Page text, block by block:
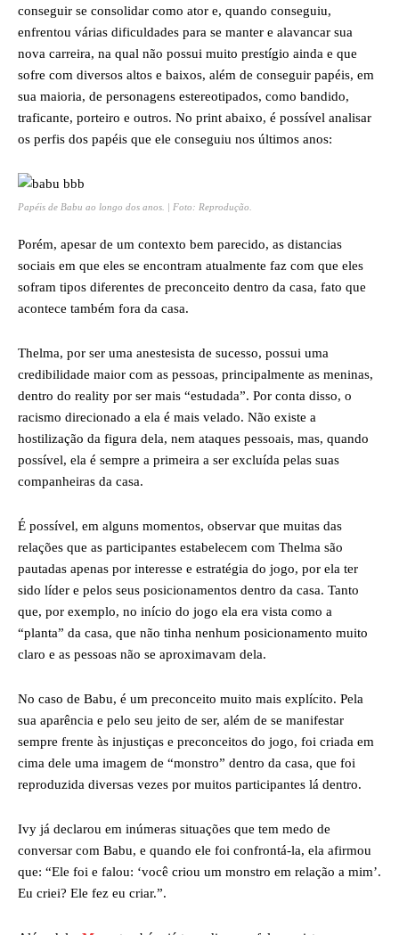
conseguir se consolidar como ator e, quando conseguiu,
enfrentou várias dificuldades para se manter e alavancar sua
nova carreira, na qual não possui muito prestígio ainda e que
sofre com diversos altos e baixos, além de conseguir papéis, em
sua maioria, de personagens estereotipados, como bandido,
traficante, porteiro e outros. No print abaixo, é possível analisar
os perfis dos papéis que ele conseguiu nos últimos anos:
Papéis de Babu ao longo dos anos. | Foto: Reprodução.
Porém, apesar de um contexto bem parecido, as distancias
sociais em que eles se encontram atualmente faz com que eles
sofram tipos diferentes de preconceito dentro da casa, fato que
acontece também fora da casa.
Thelma, por ser uma anestesista de sucesso, possui uma
credibilidade maior com as pessoas, principalmente as meninas,
dentro do reality por ser mais “estudada”. Por conta disso, o
racismo direcionado a ela é mais velado. Não existe a
hostilização da figura dela, nem ataques pessoais, mas, quando
possível, ela é sempre a primeira a ser excluída pelas suas
companheiras da casa.
É possível, em alguns momentos, observar que muitas das
relações que as participantes estabelecem com Thelma são
pautadas apenas por interesse e estratégia do jogo, por ela ter
sido líder e pelos seus posicionamentos dentro da casa. Tanto
que, por exemplo, no início do jogo ela era vista como a
“planta” da casa, que não tinha nenhum posicionamento muito
claro e as pessoas não se aproximavam dela.
No caso de Babu, é um preconceito muito mais explícito. Pela
sua aparência e pelo seu jeito de ser, além de se manifestar
sempre frente às injustiças e preconceitos do jogo, foi criada em
cima dele uma imagem de “monstro” dentro da casa, que foi
reproduzida diversas vezes por muitos participantes lá dentro.
Ivy já declarou em inúmeras situações que tem medo de
conversar com Babu, e quando ele foi confrontá-la, ela afirmou
que: “Ele foi e falou: ‘você criou um monstro em relação a mim’.
Eu criei? Ele fez eu criar.”.